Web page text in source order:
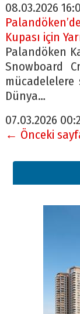
08.03.2026
Kupası için
Palandöken
Snowboard
mücadelelere
Dünya…
07.03.2026
← Önceki